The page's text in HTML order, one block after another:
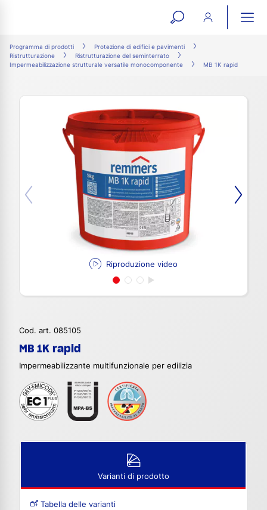
open
search
form
Programma di prodotti
Protezione di edifici e pavimenti
Ristrutturazione
Ristrutturazione del seminterrato
Impermeabilizzazione strutturale versatile monocomponente
MB 1K rapid
Riproduzione video
Cod. art. 085105
MB 1K rapid
Impermeabilizzante multifunzionale per edilizia
Varianti di prodotto
Tabella delle varianti